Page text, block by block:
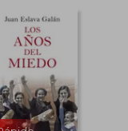
Rápido